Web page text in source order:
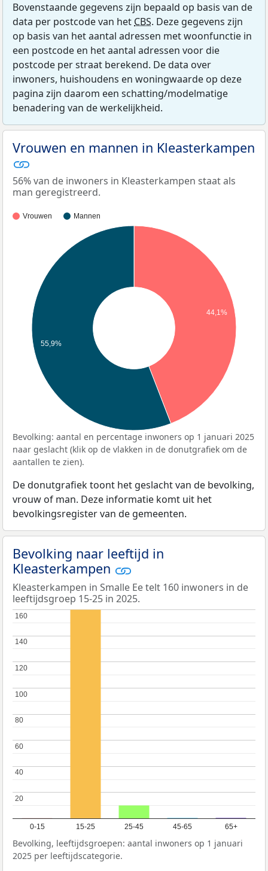
Bovenstaande gegevens zijn bepaald op basis van de
data per postcode van het CBS. Deze gegevens zijn
op basis van het aantal adressen met woonfunctie in
een postcode en het aantal adressen voor die
postcode per straat berekend. De data over
inwoners, huishoudens en woningwaarde op deze
pagina zijn daarom een schatting/modelmatige
benadering van de werkelijkheid.
Vrouwen en mannen in Kleasterkampen
56% van de inwoners in Kleasterkampen staat als
man geregistreerd.
Vrouwen Mannen
44,1%
55,9%
Bevolking: aantal en percentage inwoners op 1 januari 2025
naar geslacht (klik op de vlakken in de donutgrafiek om de
aantallen te zien).
De donutgrafiek toont het geslacht van de bevolking,
vrouw of man. Deze informatie komt uit het
bevolkingsregister van de gemeenten.
Bevolking naar leeftijd in
Kleasterkampen
Kleasterkampen in Smalle Ee telt 160 inwoners in de
leeftijdsgroep 15-25 in 2025.
0-15 15-25 25-45 45-65 65+
20
20
40
40
60
60
80
80
100
100
120
120
140
140
160
160
Bevolking, leeftijdsgroepen: aantal inwoners op 1 januari
2025 per leeftijdscategorie.